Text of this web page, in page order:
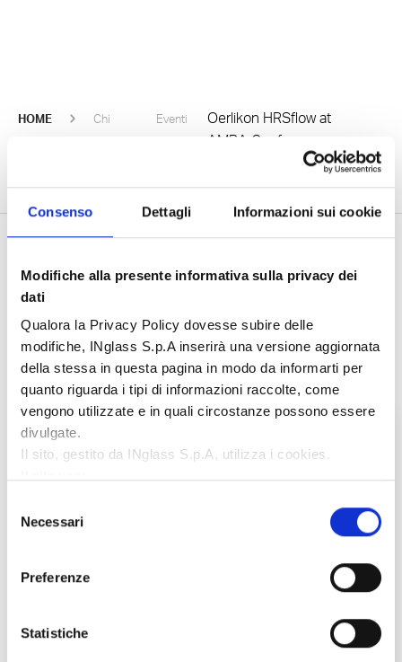
Consenso Dettagli Informazioni sui cookie
Modifiche alla presente informativa sulla privacy dei
dati
Qualora la Privacy Policy dovesse subire delle
modifiche, INglass S.p.A inserirà una versione aggiornata
della stessa in questa pagina in modo da informarti per
quanto riguarda i tipi di informazioni raccolte, come
vengono utilizzate e in quali circostanze possono essere
divulgate.
Il sito, gestito da INglass S.p.A, utilizza i cookies.
sito web abilitandone funzionalità di base quali la
memorizzano le informazioni
che l’utente ha già inserito (come ad esempio lo user ID,
Cookie di performance:
raccolgono informazioni
sulle modalità di utilizzo del sito web come ad esempio, il
delNecessari
Preferenze
Statistiche
HOME
Chi
Eventi
Oerlikon HRSflow at
AMBA Conference
Rimani aggiornato
Iscriviti alla nostra Newsletter
Customer Service 24/7
Europe
Emailservice.hrsflow@oerlikon.com
+4961426033044